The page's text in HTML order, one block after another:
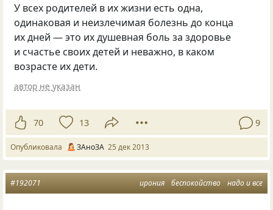
У всех родителей в их жизни есть одна,
одинаковая и неизлечимая болезнь до конца
их дней — это их душевная боль за здоровье
и счастье своих детей и неважно, в каком
возрасте их дети.
автор не указан
70 13 9
Опубликовала ЗАноЗА 25 дек 2013
ирония беспокойство надо и все
#192071